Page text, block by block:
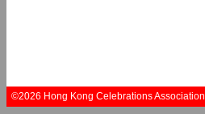
©2026 Hong Kong Celebrations Association